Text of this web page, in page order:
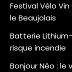
Festival Vélo
le Beaujolais
Batterie
risque incendie
Bonjour Néo :